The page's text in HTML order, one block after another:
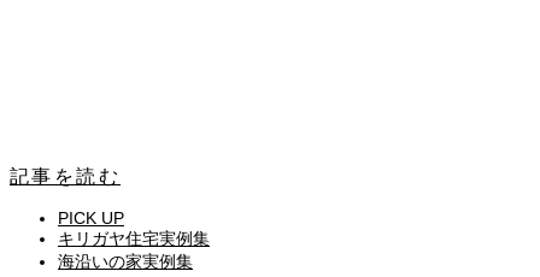
記事を読む
PICK UP
キリガヤ住宅実例集
海沿いの家実例集